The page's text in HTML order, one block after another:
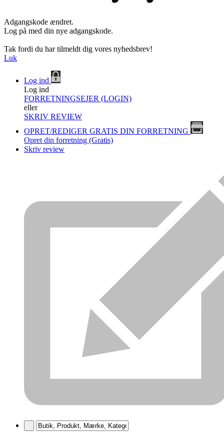
Adgangskode ændret.
Log på med din nye adgangskode.
Tak fordi du har tilmeldt dig vores nyhedsbrev!
Luk
Log ind
Log ind
FORRETNINGSEJER (LOGIN)
eller
SKRIV REVIEW
OPRET/REDIGER GRATIS DIN FORRETNING
Opret din forretning (Gratis)
Skriv review